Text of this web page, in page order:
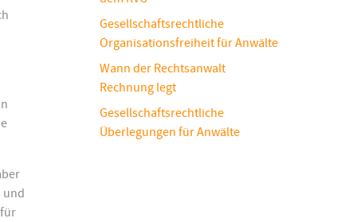
und
Gesellschaftsrechtliche
Organisationsfreiheit für Anwälte
Wann der Rechtsanwalt
Rechnung legt
Gesellschaftsrechtliche
Überlegungen für Anwälte